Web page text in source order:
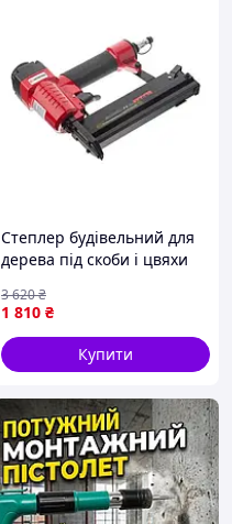
Степлер будівельний для
дерева під скоби і цвяхи
Пневмостеплер,
Автоматичний степлер
будівельний, XMU
1 810 ₴
3 620₴
Купити